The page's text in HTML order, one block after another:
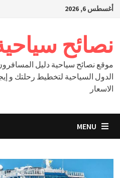
Skipأغسطس 6, 2026
نصائح
موقع نصائح سياحية دليل
الدول السياحية لتخطيط رحلتك و
الاسعار
MENU